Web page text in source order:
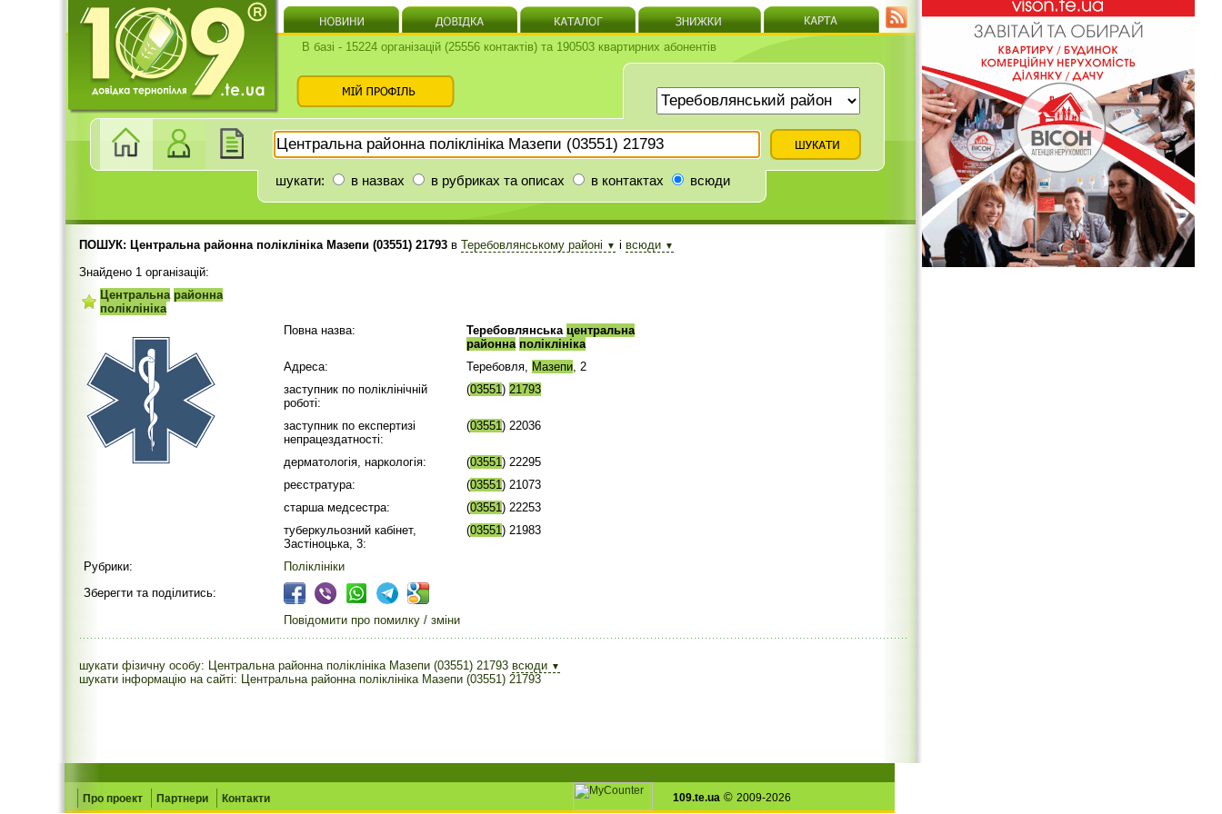
В базі - 15224 організацій (25556 контактів) та 190503 квартирних абонентів
шукати: в назвах в рубриках та описах в контактах всюди
ПОШУК: Центральна районна поліклініка Мазепи (03551) 21793 в Теребовлянському районі ▼ і всюди ▼
Знайдено 1 організацій:
Центральна районна
поліклініка
Повна назва:
Теребовлянська центральна
районна поліклініка
Адреса:
Теребовля, Мазепи, 2
заступник по поліклінічній
роботі:
(03551) 21793
заступник по експертизі
непрацездатності:
(03551) 22036
дерматологія, наркологія: (03551) 22295
реєстратура:
(03551) 21073
старша медсестра:
(03551) 22253
туберкульозний кабінет,
Застіноцька, 3:
(03551) 21983
Рубрики:
Поліклініки
Зберегти та поділитись:
Повідомити про помилку / зміни
шукати фізичну особу: Центральна районна поліклініка Мазепи (03551) 21793 всюди ▼
шукати інформацію на сайті: Центральна районна поліклініка Мазепи (03551) 21793
Про проект Партнери Контакти 109.te.ua © 2009-2026